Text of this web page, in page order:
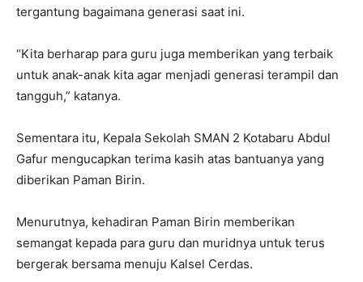
tergantung bagaimana generasi saat ini.
“Kita berharap para guru juga memberikan yang terbaik
untuk anak-anak kita agar menjadi generasi terampil dan
tangguh,” katanya.
Sementara itu, Kepala Sekolah SMAN 2 Kotabaru Abdul
Gafur mengucapkan terima kasih atas bantuanya yang
diberikan Paman Birin.
Menurutnya, kehadiran Paman Birin memberikan
semangat kepada para guru dan muridnya untuk terus
bergerak bersama menuju Kalsel Cerdas.